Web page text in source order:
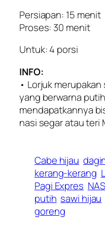
Persiapan: 15 menit
Proses: 30 menit
Untuk: 4 porsi
INFO:
• Lorjuk
yang berwarna
mendapatkannya
nasi segar atau teri
Cabe hijau
kerang-kerang
Pagi Expres
putih sawi hijau
goreng